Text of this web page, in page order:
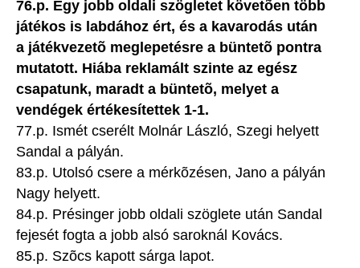
76.p. Egy jobb oldali szögletet követõen több
játékos is labdához ért, és a kavarodás után
a játékvezetõ meglepetésre a büntetõ pontra
mutatott. Hiába reklamált szinte az egész
csapatunk, maradt a büntetõ, melyet a
vendégek értékesítettek 1-1.
77.p. Ismét cserélt Molnár László, Szegi helyett
Sandal a pályán.
83.p. Utolsó csere a mérkõzésen, Jano a pályán
Nagy helyett.
84.p. Présinger jobb oldali szöglete után Sandal
fejesét fogta a jobb alsó saroknál Kovács.
85.p. Szõcs kapott sárga lapot.